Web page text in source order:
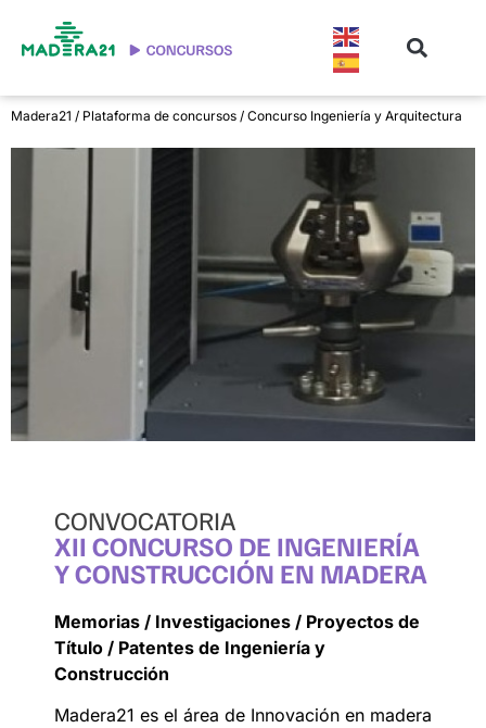
Madera21 / Plataforma de concursos / Concurso Ingeniería y Arquitectura
CONVOCATORIA
XII CONCURSO DE INGENIERÍA
Y CONSTRUCCIÓN EN MADERA
Memorias / Investigaciones / Proyectos de
Título / Patentes de Ingeniería y
Construcción
Madera21 es el área de Innovación en madera